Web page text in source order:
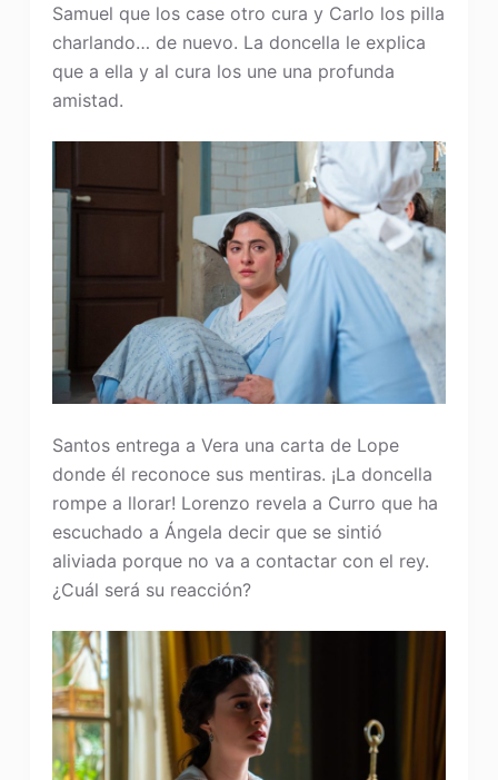
Samuel que los case otro cura y Carlo los pilla
charlando… de nuevo. La doncella le explica
que a ella y al cura los une una profunda
amistad.
Santos entrega a Vera una carta de Lope
donde él reconoce sus mentiras. ¡La doncella
rompe a llorar! Lorenzo revela a Curro que ha
escuchado a Ángela decir que se sintió
aliviada porque no va a contactar con el rey.
¿Cuál será su reacción?